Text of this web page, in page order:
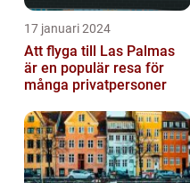
17 januari 2024
Att flyga till Las Palmas
är en populär resa för
många privatpersoner